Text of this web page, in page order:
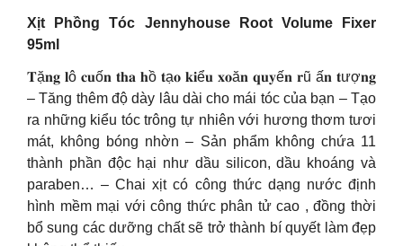
Xịt Phồng Tóc Jennyhouse Root Volume Fixer
95ml
𝐓ặ𝐧𝐠 𝐥ô 𝐜𝐮ố𝐧 𝐭𝐡𝐚 𝐡ồ 𝐭ạ𝐨 𝐤𝐢ể𝐮 𝐱𝐨ă𝐧 𝐪𝐮𝐲ế𝐧 𝐫ũ ấ𝐧 𝐭ượ𝐧𝐠
– Tăng thêm độ dày lâu dài cho mái tóc của bạn – Tạo
ra những kiểu tóc trông tự nhiên với hương thơm tươi
mát, không bóng nhờn – Sản phẩm không chứa 11
thành phần độc hại như dầu silicon, dầu khoáng và
paraben… – Chai xịt có công thức dạng nước định
hình mềm mại với công thức phân tử cao , đồng thời
bổ sung các dưỡng chất sẽ trở thành bí quyết làm đẹp